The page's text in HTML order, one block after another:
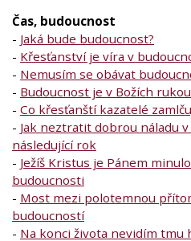
Čas, budoucnost
- Jaká bude budoucnost?
- Křesťanství je víra v
- Nemusím se obávat
- Budoucnost je v Božích rukou
- Co křesťanští kazatelé
- Jak neztratit dobrou náladu
následující rok
- Ježíš Kristus je Pánem
budoucnosti
- Most mezi polotemnou
budoucností
- Na konci života nevidím tmu